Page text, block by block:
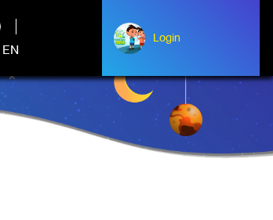
EN
Login
Login